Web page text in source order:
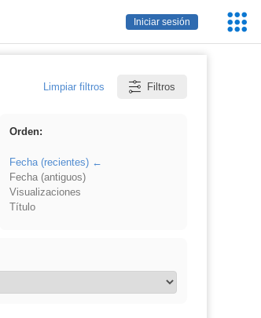
Iniciar sesión
Limpiar filtros Filtros
Orden:
Fecha (recientes)
Fecha (antiguos)
Visualizaciones
Título